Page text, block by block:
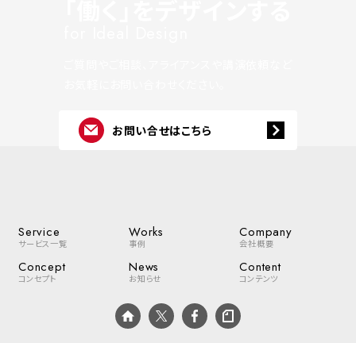
お問い合せはこちら
Service
サービス一覧
Works
事例
Company
会社概要
Concept
コンセプト
News
お知らせ
Content
コンテンツ